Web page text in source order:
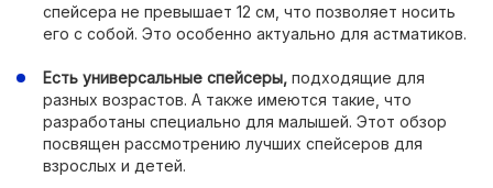
спейсера не превышает 12 см, что позволяет носить
его с собой. Это особенно актуально для астматиков.
Есть универсальные спейсеры, подходящие для
разных возрастов. А также имеются такие, что
разработаны специально для малышей. Этот обзор
посвящен рассмотрению лучших спейсеров для
взрослых и детей.